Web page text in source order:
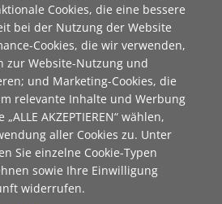
Cookies, die eine bessere
bei der Nutzung der Website
Cookies, die wir verwenden,
zur Website-Nutzung und
und Marketing-Cookies, die
relevante Inhalte und Werbung
AKZEPTIEREN“ wählen,
aller Cookies zu. Unter
Sie einzelne Cookie-Typen
sowie Ihre Einwilligung
widerrufen.
in unregelmäßigen Abständen
Stiftung "Ecken wecken" und die des
Persönliche Daten werden auf
gespeichert und werden nicht
Natürlich kann jederzeit eine
eine E-Mailsenden mit "kein
Newsletter der Stiftung